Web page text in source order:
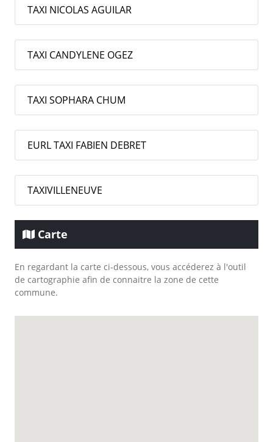
TAXI NICOLAS AGUILAR
TAXI CANDYLENE OGEZ
TAXI SOPHARA CHUM
EURL TAXI FABIEN DEBRET
TAXIVILLENEUVE
Carte
En regardant la carte ci-dessous, vous accéderez à l'outil
de cartographie afin de connaitre la zone de cette
commune.